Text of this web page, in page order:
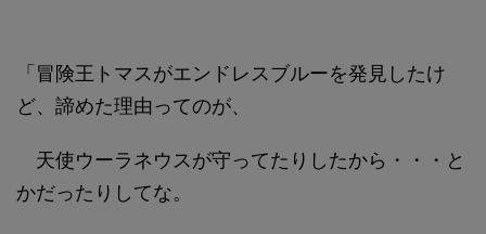
「冒険王トマスがエンドレスブルーを発見したけ
ど、諦めた理由ってのが、
天使ウーラネウスが守ってたりしたから・・・と
かだったりしてな。